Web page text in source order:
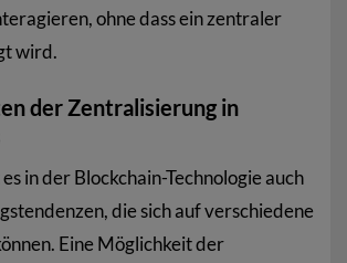
ohne dass ein zentraler
wird.
der Zentralisierung in
in der Blockchain-Technologie auch
die sich auf verschiedene
Eine Möglichkeit der